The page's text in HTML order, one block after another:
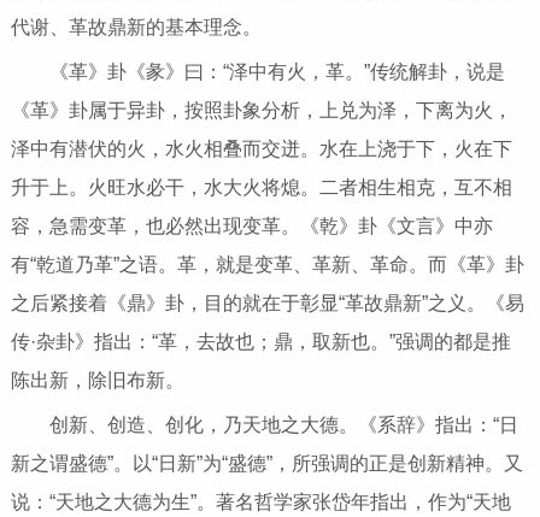
代谢、革故鼎新的基本理念。
《革》卦《彖》曰：“泽中有火，革。”传统解卦，说是
《革》卦属于异卦，按照卦象分析，上兑为泽，下离为火，
泽中有潜伏的火，水火相叠而交迸。水在上浇于下，火在下
升于上。火旺水必干，水大火将熄。二者相生相克，互不相
容，急需变革，也必然出现变革。《乾》卦《文言》中亦
有“乾道乃革”之语。革，就是变革、革新、革命。而《革》卦
之后紧接着《鼎》卦，目的就在于彰显“革故鼎新”之义。《易
传·杂卦》指出：“革，去故也；鼎，取新也。”强调的都是推
陈出新，除旧布新。
创新、创造、创化，乃天地之大德。《系辞》指出：“日
新之谓盛德”。以“日新”为“盛德”，所强调的正是创新精神。又
说：“天地之大德为生”。著名哲学家张岱年指出，作为“天地